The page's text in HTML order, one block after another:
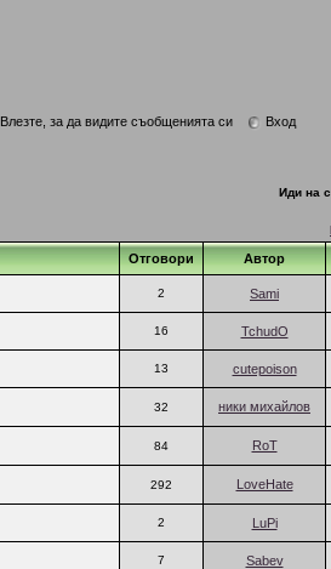
Влезте, за да видите съобщенията си Вход
Иди на
Отговори Автор
2 Sami
16 TchudO
13 cutepoison
32 ники михайлов
84 RoT
292 LoveHate
2 LuPi
7 Sabev